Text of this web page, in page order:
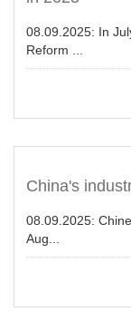
08.09.2025: In
Reform ...
China's
08.09.2025:
Aug...